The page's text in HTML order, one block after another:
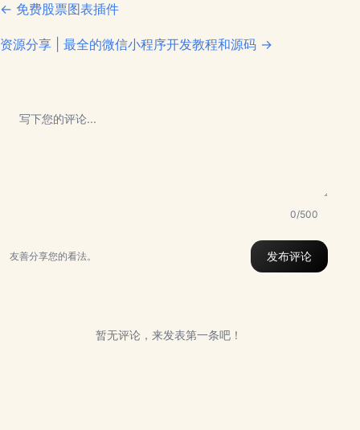
← 免费股票图表插件
资源分享 | 最全的微信小程序开发教程和源码 →
0/500
友善分享您的看法。 发布评论
暂无评论，来发表第一条吧！